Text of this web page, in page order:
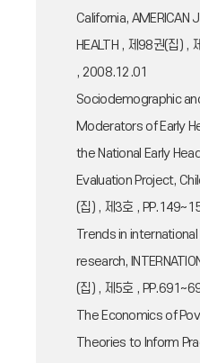
California, AMERICAN
HEALTH , 제98권(집) ,
, 2008.12.01
Sociodemographic
Moderators of Early
the National Early
Evaluation Project,
(집) , 제3호 ,
Trends in
research,
(집) , 제5호 ,
The Economics of
Theories to Inform